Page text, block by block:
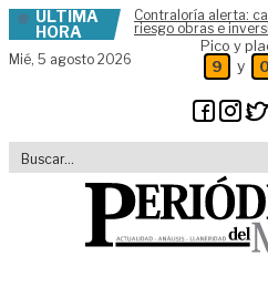
Skip to content
ÚLTIMA
HORA
Contraloría alerta:
riesgo obras e
Mié, 5 agosto 2026
Pico y
9 y 0